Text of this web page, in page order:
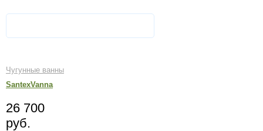
Чугунные ванны
SantexVanna
26 700
руб.